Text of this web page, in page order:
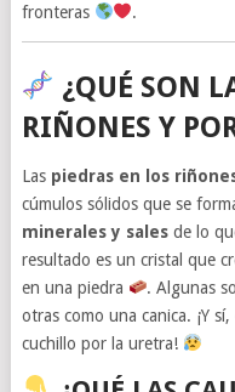
fronteras
.
¿QUÉ SON
RIÑONES Y
Las piedras en los
cúmulos sólidos que se
minerales y salesde lo
resultado es un cristal que
en una piedra
. Algunas
otras como una canica. ¡Y
cuchillo por la uretra!